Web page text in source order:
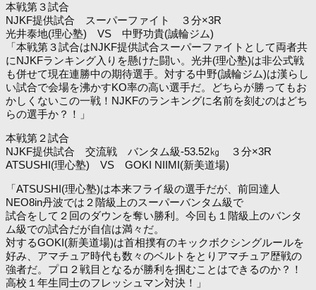
本戦第３試合
NJKF提供試合 スーパーファイト ３分×3R
光井泰地(理心塾) VS 中野功貴(誠輪ジム)
「本戦第３試合はNJKF提供試合スーパーファイトとして両者共
にNJKFランキング入りを懸けた闘い。光井(理心塾)は非公式戦
も併せて現在連勝中の期待選手。対する中野(誠輪ジム)は漢らし
い試合で会場を沸かすKO率の高い選手だ。どちらが勝ってもお
かしくないこの一戦！NJKFのランキングに名前を刻むのはどち
らの選手か？！」
本戦第２試合
NJKF提供試合 交流戦 バンタム級-53.52㎏ ３分×3R
ATSUSHI(理心塾) VS GOKI NIIMI(新美道場)
「ATSUSHI(理心塾)は本来フライ級の選手だが、前回達人
NEO8in丹波では２階級上のスーパーバンタム級で
試合をして２回のダウンを奪い勝利。今回も１階級上のバンタ
ム級での試合だが自信は満々だ。
対するGOKI(新美道場)は首相撲有のキックボクシングルールを
好み、アマチュア時代も数々のベルトをとりアマチュア歴戦の
強者だ。プロ２戦目となるが勝利を掴むことはできるのか？！
高校１年生同士のフレッシュマン対決！」